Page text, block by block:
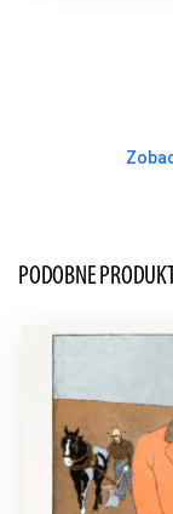
PODOBNE